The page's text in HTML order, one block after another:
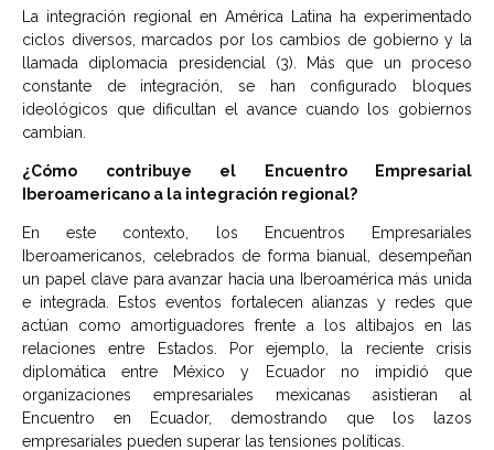
La integración regional en América Latina ha experimentado
ciclos diversos, marcados por los cambios de gobierno y la
llamada diplomacia presidencial (3). Más que un proceso
constante de integración, se han configurado bloques
ideológicos que dificultan el avance cuando los gobiernos
cambian.
¿Cómo contribuye el Encuentro Empresarial
Iberoamericano a la integración regional?
En este contexto, los Encuentros Empresariales
Iberoamericanos, celebrados de forma bianual, desempeñan
un papel clave para avanzar hacia una Iberoamérica más unida
e integrada. Estos eventos fortalecen alianzas y redes que
actúan como amortiguadores frente a los altibajos en las
relaciones entre Estados. Por ejemplo, la reciente crisis
diplomática entre México y Ecuador no impidió que
organizaciones empresariales mexicanas asistieran al
Encuentro en Ecuador, demostrando que los lazos
empresariales pueden superar las tensiones políticas.